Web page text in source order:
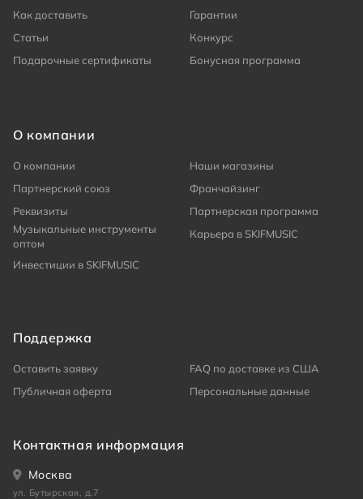
Как доставить
Гарантии
Статьи
Конкурс
Подарочные сертификаты
Бонусная программа
О компании
О компании
Наши магазины
Партнерский союз
Франчайзинг
Реквизиты
Партнерская программа
Музыкальные инструменты
оптом
Карьера в SKIFMUSIC
Инвестиции в SKIFMUSIC
Поддержка
Оставить заявку
FAQ по доставке из США
Публичная оферта
Персональные данные
Контактная информация
Москва
ул. Бутырская, д.7